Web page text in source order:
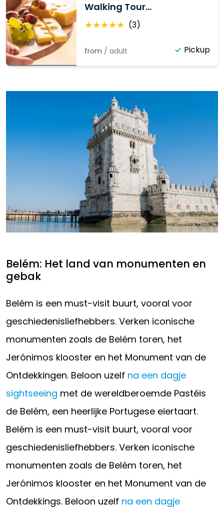
Walking Tour
(Veganistische optie
★★★★★ (3)
from /adult Pickup
Belém: Het land van monumenten en
gebak
Belém is een must-visit buurt, vooral voor
geschiedenisliefhebbers. Verken iconische
monumenten zoals de Belém toren, het
Jerónimos klooster en het Monument van de
Ontdekkingen. Beloon uzelf na een dagje
sightseeing met de wereldberoemde Pastéis
de Belém, een heerlijke Portugese eiertaart.
Belém is een must-visit buurt, vooral voor
geschiedenisliefhebbers. Verken iconische
monumenten zoals de Belém toren, het
Jerónimos klooster en het Monument van de
Ontdekkings. Beloon uzelf na een dagje